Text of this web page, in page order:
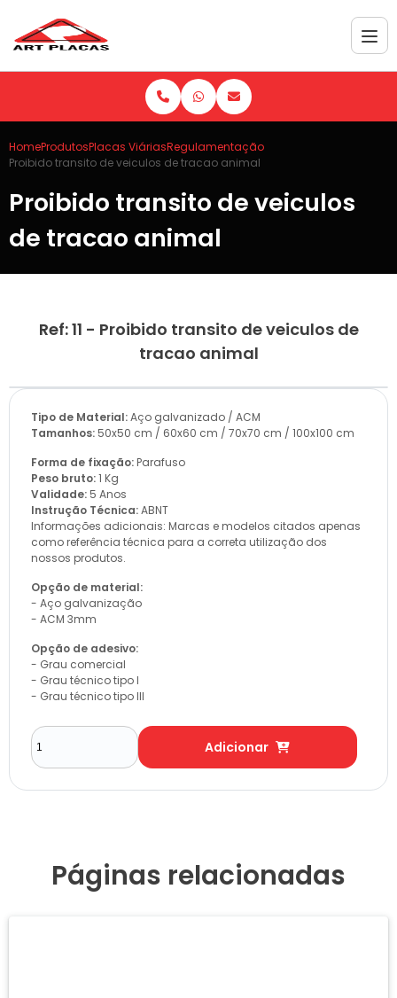
HomeProdutosPlacas ViáriasRegulamentação
Proibido transito de veiculos de tracao animal
Proibido transito de veiculos
de tracao animal
Ref: 11 - Proibido transito de veiculos de
tracao animal
Tipo de Material:Aço galvanizado / ACM
Tamanhos: 50x50 cm / 60x60 cm / 70x70 cm / 100x100 cm
Forma de fixação: Parafuso
Peso bruto:1 Kg
Validade: 5 Anos
Instrução Técnica:ABNT
Informações adicionais: Marcas e modelos citados apenas
como referência técnica para a correta utilização dos
nossos produtos.
Opção de material:
- Aço galvanização
- ACM 3mm
Opção de adesivo:
- Grau comercial
- Grau técnico tipo I
- Grau técnico tipo III
Adicionar
Páginas relacionadas